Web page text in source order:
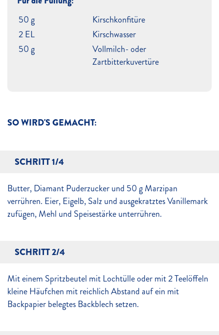
SO WIRD'S GEMACHT:
SCHRITT 1/4
Butter, Diamant Puderzucker und 50 g Marzipan
verrühren. Eier, Eigelb, Salz und ausgekratztes Vanillemark
zufügen, Mehl und Speisestärke unterrühren.
SCHRITT 2/4
Mit einem Spritzbeutel mit Lochtülle oder mit 2 Teelöffeln
kleine Häufchen mit reichlich Abstand auf ein mit
Backpapier belegtes Backblech setzen.
50 g
Kirschkonfitüre
2 EL
Kirschwasser
50 g
Vollmilch- oder
Zartbitterkuvertüre